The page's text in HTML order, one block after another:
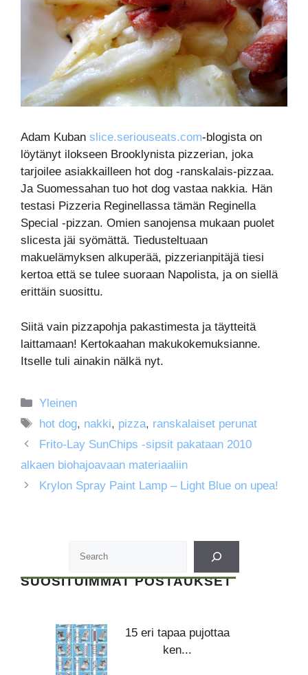
Adam Kuban slice.seriouseats.com-blogista on
löytänyt ilokseen Brooklynista pizzerian, joka
tarjoilee asiakkailleen hot dog -ranskalais-pizzaa.
Ja Suomessahan tuo hot dog vastaa nakkia. Hän
testasi Pizzeria Reginellassa tämän Reginella
Special -pizzan. Omien sanojensa mukaan puolet
slicesta jäi syömättä. Tiedusteltuaan
makuelämyksen alkuperää, pizzerianpitäjä tiesi
kertoa että se tulee suoraan Napolista, ja on siellä
erittäin suosittu.
Siitä vain pizzapohja pakastimesta ja täytteitä
laittamaan! Kertokaahan makukokemuksianne.
Itselle tuli ainakin nälkä nyt.
Kategoriat
Yleinen
Avainsanat
hot dog, nakki, pizza, ranskalaiset perunat
Frito-Lay SunChips -sipsit pakataan 2010
alkaen biohajoavaan materiaaliin
Krylon Spray Paint Lamp – Light Blue on upea!
SUOSITUIMMAT POSTAUKSET
15 eri tapaa pujottaa
ken...